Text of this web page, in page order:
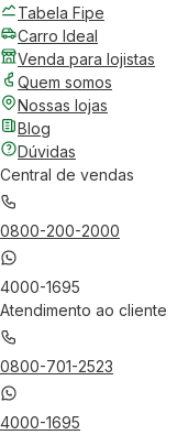
Tabela Fipe
Carro Ideal
Venda para lojistas
Quem somos
Nossas lojas
Blog
Dúvidas
Central de vendas
0800-200-2000
4000-1695
Atendimento ao cliente
0800-701-2523
4000-1695